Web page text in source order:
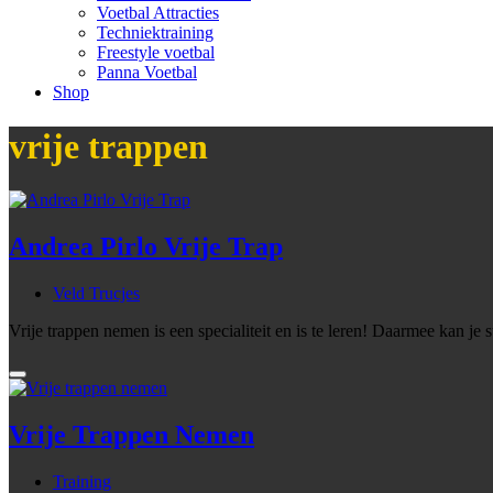
Voetbal Attracties
Techniektraining
Freestyle voetbal
Panna Voetbal
Shop
vrije trappen
Andrea Pirlo Vrije Trap
Veld Trucjes
Vrije trappen nemen is een specialiteit en is te leren! Daarmee kan
Vrije Trappen Nemen
Training